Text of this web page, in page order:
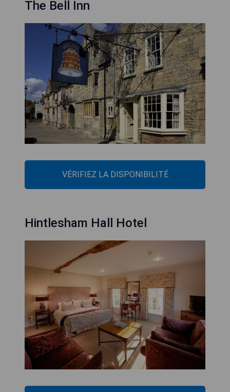
The Bell Inn
VÉRIFIEZ LA DISPONIBILITÉ
Hintlesham Hall Hotel